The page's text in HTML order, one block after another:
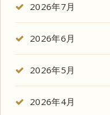
2026年7月
2026年6月
2026年5月
2026年4月